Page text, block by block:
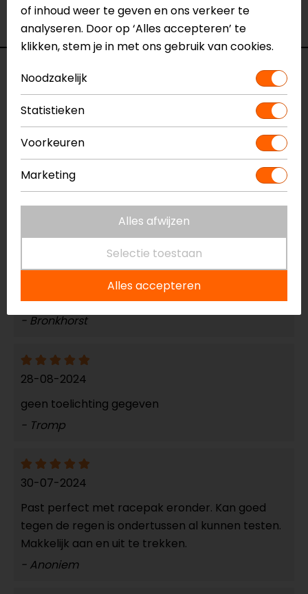
Merk
REV'IT!
Kleur
Zwart
Reviews (10)
01-04-2026
Het pak trekt gemakkelijk aan en zit
comfortabel.
Prima regenpak met een ruime instap door de
rits die schuin tot over t bovenbeen loopt.
- Bronkhorst
28-08-2024
geen toelichting gegeven
- Tromp
30-07-2024
Past perfect met racepak eronder. Kan goed
tegen de regen is ondertussen al kunnen testen.
Makkelijk aan en uit te trekken.
- Anoniem
of inhoud weer te geven en ons verkeer te
analyseren. Door op ‘Alles accepteren’ te
klikken, stem je in met ons gebruik van cookies.
Noodzakelijk
Statistieken
Voorkeuren
Marketing
Alles afwijzen
Selectie toestaan
Alles accepteren